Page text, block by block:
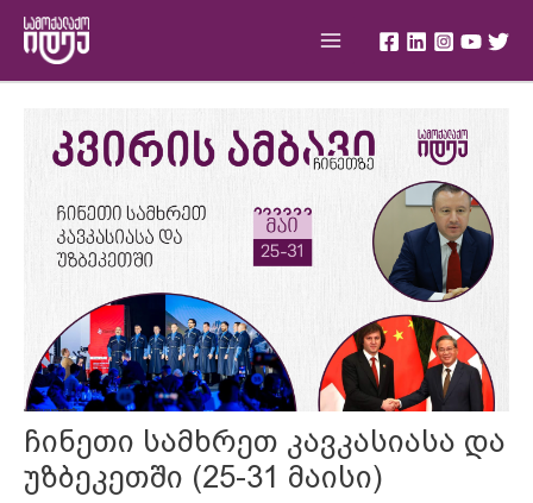
content
ჩინეთი სამხრეთ კავკასიასა და
უზბეკეთში (25-31 მაისი)